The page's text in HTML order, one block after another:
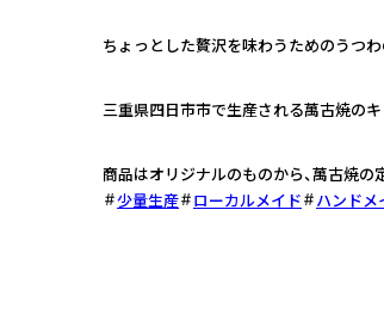
ちょっとした贅沢を味わうためのうつ
三重県四日市市で生産される萬古焼のキ
商品はオリジナルのものから、萬古焼の
少量生産
ローカルメイド
ハンドメ